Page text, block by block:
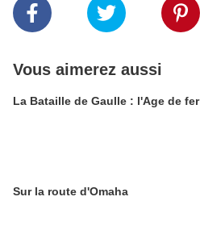
Vous aimerez aussi
La Bataille de Gaulle : l'Age de fer
Sur la route d'Omaha